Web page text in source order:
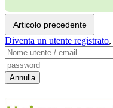
Articolo precedente
Diventa un utente registrato,